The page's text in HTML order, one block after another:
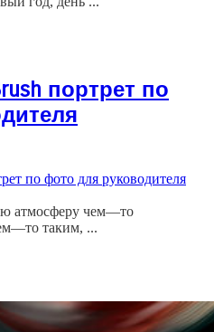
портрет по
атмосферу чем—то
таким, ...